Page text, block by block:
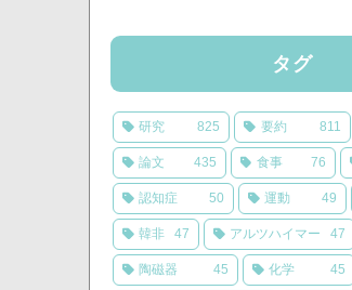
タグ
研究 825 要約 811
論文 435 食事 76
認知症 50 運動 49
韓非 47 アルツハイマー 47
陶磁器 45 化学 45